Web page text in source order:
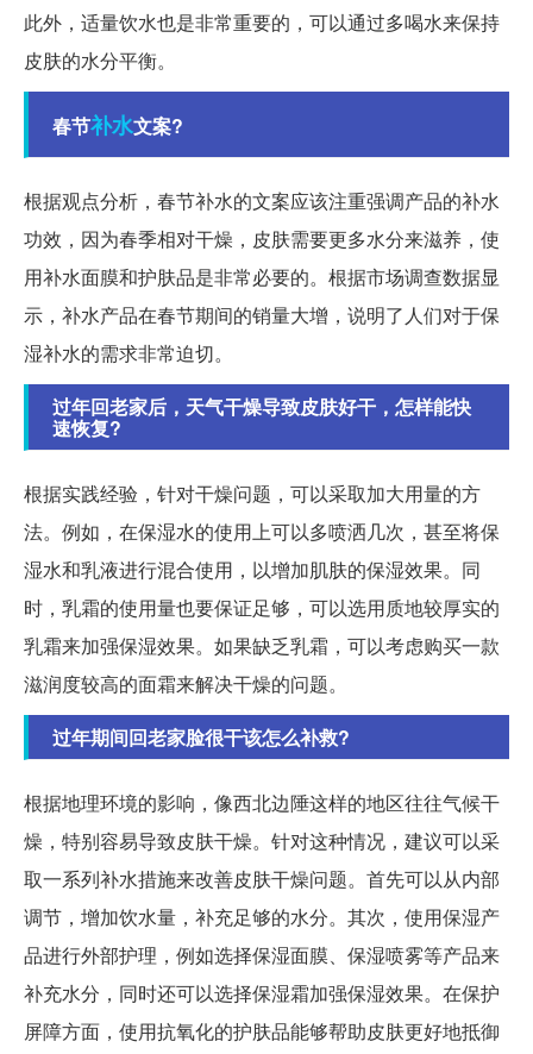
此外，适量饮水也是非常重要的，可以通过多喝水来保持
皮肤的水分平衡。
春节补水文案?
根据观点分析，春节补水的文案应该注重强调产品的补水
功效，因为春季相对干燥，皮肤需要更多水分来滋养，使
用补水面膜和护肤品是非常必要的。根据市场调查数据显
示，补水产品在春节期间的销量大增，说明了人们对于保
湿补水的需求非常迫切。
过年回老家后，天气干燥导致皮肤好干，怎样能快
速恢复?
根据实践经验，针对干燥问题，可以采取加大用量的方
法。例如，在保湿水的使用上可以多喷洒几次，甚至将保
湿水和乳液进行混合使用，以增加肌肤的保湿效果。同
时，乳霜的使用量也要保证足够，可以选用质地较厚实的
乳霜来加强保湿效果。如果缺乏乳霜，可以考虑购买一款
滋润度较高的面霜来解决干燥的问题。
过年期间回老家脸很干该怎么补救?
根据地理环境的影响，像西北边陲这样的地区往往气候干
燥，特别容易导致皮肤干燥。针对这种情况，建议可以采
取一系列补水措施来改善皮肤干燥问题。首先可以从内部
调节，增加饮水量，补充足够的水分。其次，使用保湿产
品进行外部护理，例如选择保湿面膜、保湿喷雾等产品来
补充水分，同时还可以选择保湿霜加强保湿效果。在保护
屏障方面，使用抗氧化的护肤品能够帮助皮肤更好地抵御